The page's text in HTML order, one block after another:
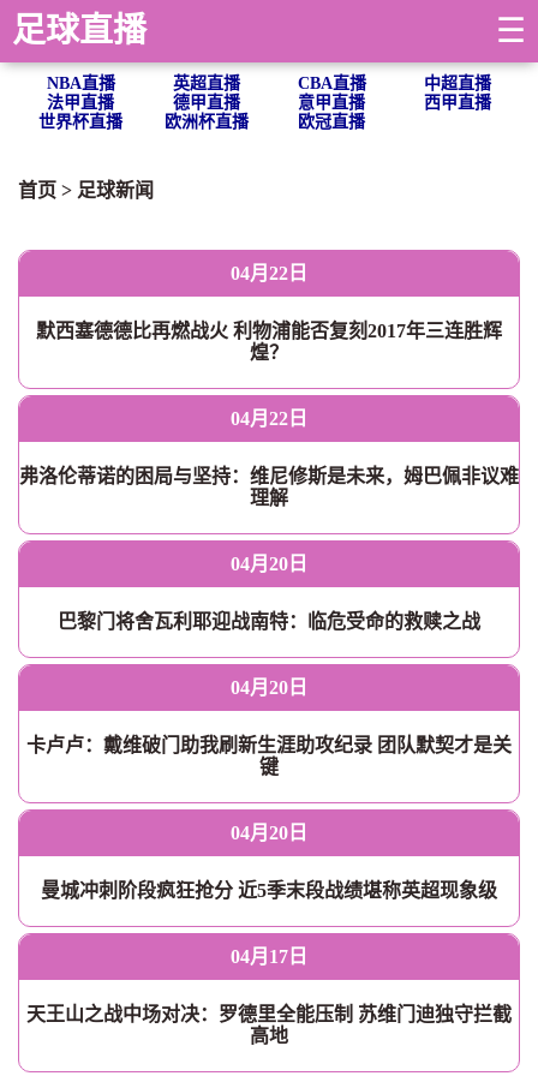
足球直播 ☰
NBA直播 英超直播 CBA直播
中超直播
法甲直播
德甲直播 意甲直播
西甲直播
世界杯直播
欧洲杯直播 欧冠直播
首页 > 足球新闻
04月22日
默西塞德德比再燃战火 利物浦能否复刻2017年三连胜辉
煌？
04月22日
弗洛伦蒂诺的困局与坚持：维尼修斯是未来，姆巴佩非议难
理解
04月20日
巴黎门将舍瓦利耶迎战南特：临危受命的救赎之战
04月20日
卡卢卢：戴维破门助我刷新生涯助攻纪录 团队默契才是关
键
04月20日
曼城冲刺阶段疯狂抢分 近5季末段战绩堪称英超现象级
04月17日
天王山之战中场对决：罗德里全能压制 苏维门迪独守拦截
高地